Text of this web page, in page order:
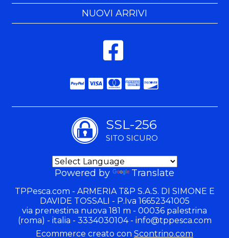
NUOVI ARRIVI
SSL-256
SITO SICURO
Powered by Translate
TPPesca.com - ARMERIA T&P S.A.S. DI SIMONE E
DAVIDE TOSSALI - P.Iva 16652341005
via prenestina nuova 181 m - 00036 palestrina
(roma) - italia - 3334030104 - info@tppesca.com
Ecommerce creato con Scontrino.com